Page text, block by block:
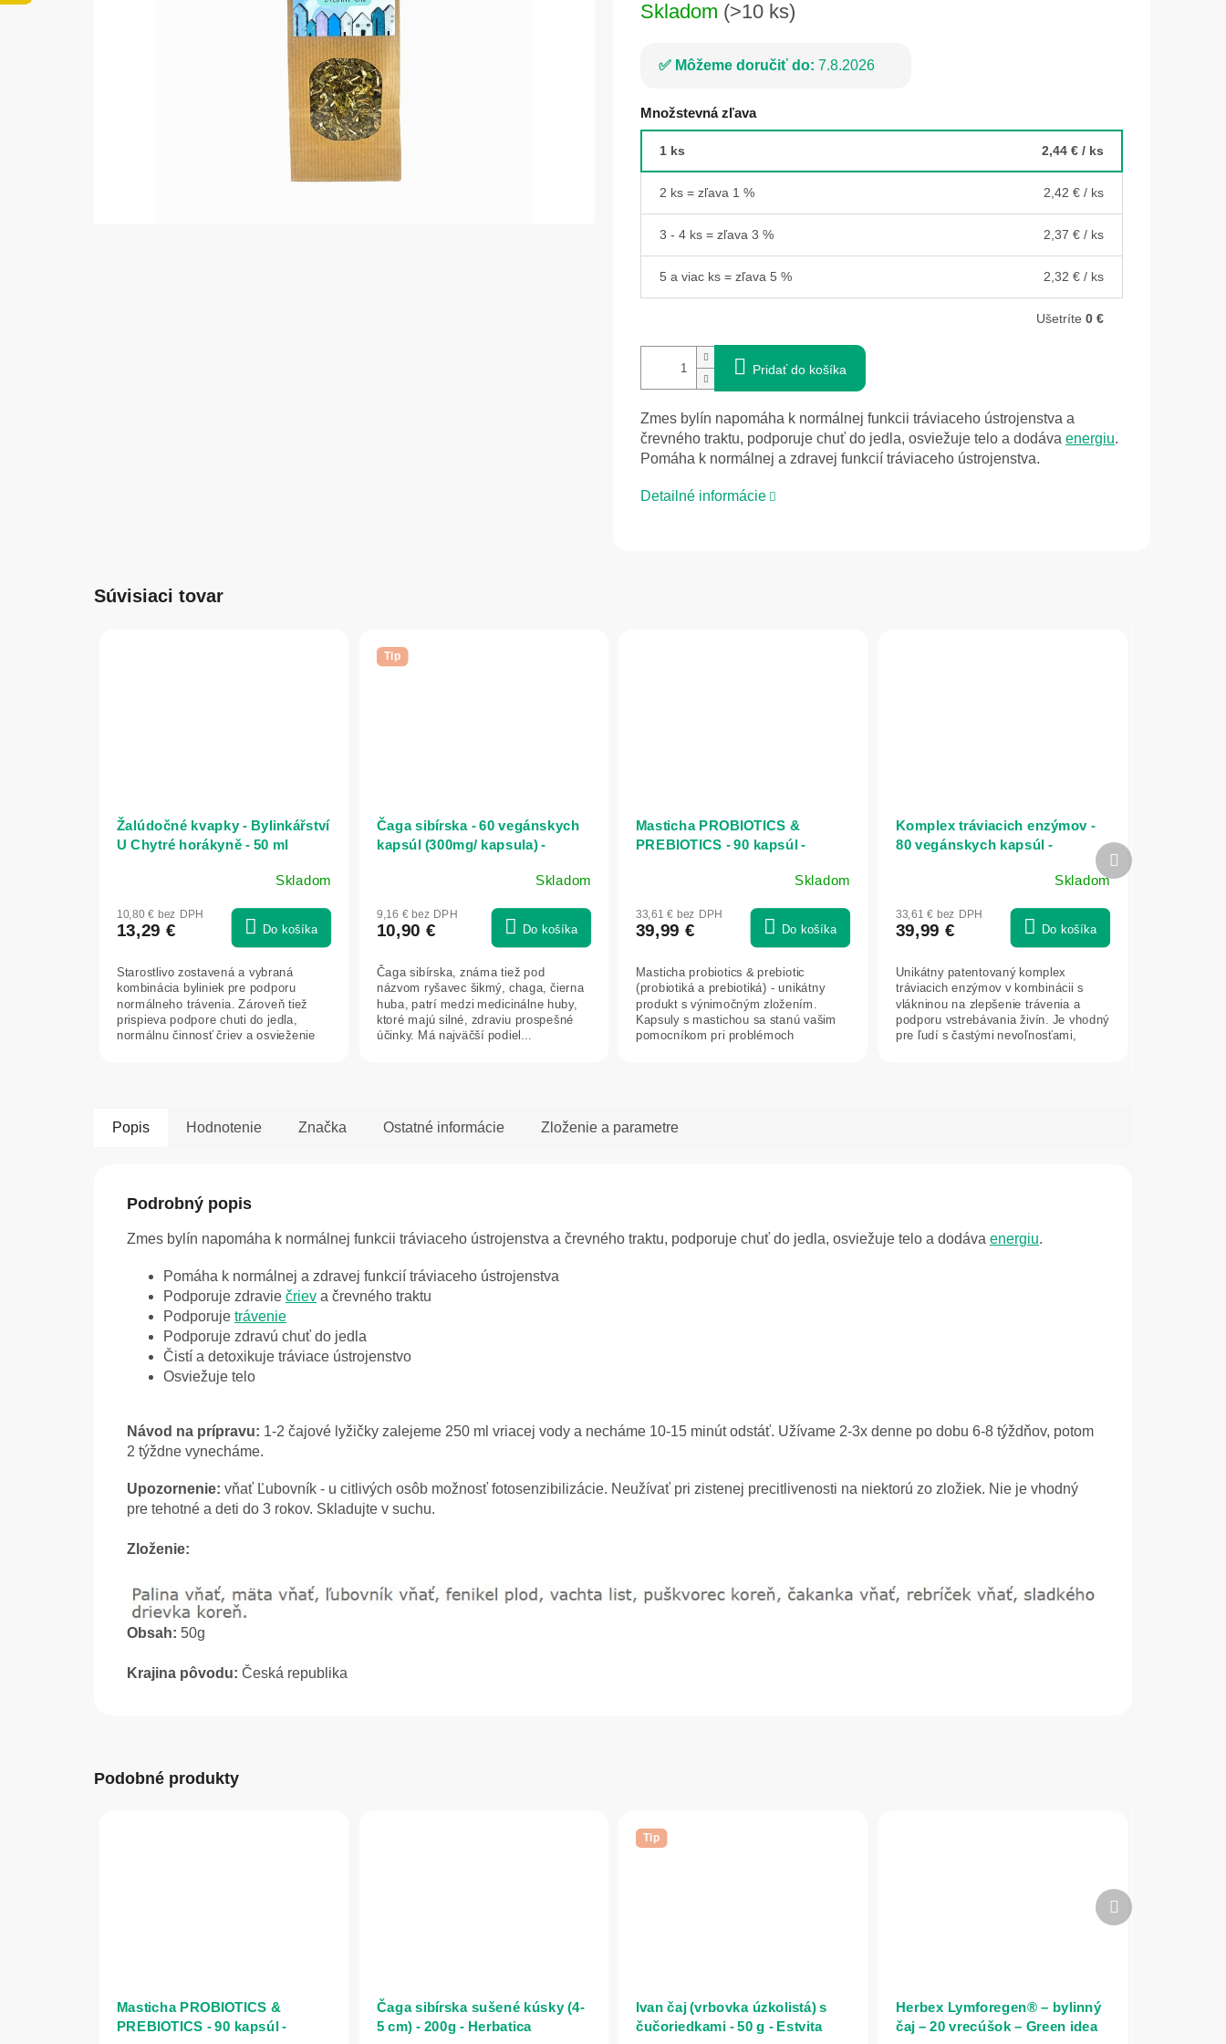
Skladom (>10 ks)
Môžeme doručiť do: 7.8.2026
Množstevná zľava
1 ks 2,44 € / ks
2 ks = zľava 1 % 2,42 € / ks
3 - 4 ks = zľava 3 % 2,37 € / ks
5 a viac ks = zľava 5 % 2,32 € / ks
Ušetríte 0 €
Pridať do košíka
Zmes bylín napomáha k normálnej funkcii tráviaceho ústrojenstva a
črevného traktu, podporuje chuť do jedla, osviežuje telo a dodáva energiu.
Pomáha k normálnej a zdravej funkcií tráviaceho ústrojenstva.
Detailné informácie
Súvisiaci tovar
Žalúdočné kvapky - Bylinkářství
U Chytré horákyně - 50 ml
produktu
z
5
hviezdičiek.
Skladom
10,80 € bez DPH
13,29 € Do košíka
Starostlivo zostavená a vybraná
kombinácia byliniek pre podporu
normálneho trávenia. Zároveň tiež
prispieva podpore chuti do jedla,
normálnu činnosť čriev a osvieženie
Tip
Čaga sibírska - 60 vegánskych
kapsúl (300mg/ kapsula) -
produktu
5,0
z
5
hviezdičiek.
Skladom
9,16 € bez DPH
10,90 € Do košíka
Čaga sibírska, známa tiež pod
názvom ryšavec šikmý, chaga, čierna
huba, patrí medzi medicinálne huby,
ktoré majú silné, zdraviu prospešné
účinky. Má najväčší podiel...
Masticha PROBIOTICS &
PREBIOTICS - 90 kapsúl -
produktu
z
5
hviezdičiek.
Skladom
33,61 € bez DPH
39,99 € Do košíka
Masticha probiotics & prebiotic
(probiotiká a prebiotiká) - unikátny
produkt s výnimočným zložením.
Kapsuly s mastichou sa stanú vašim
pomocníkom pri problémoch
Komplex tráviacich enzýmov -
80 vegánskych kapsúl -
produktu
z
5
hviezdičiek.
Skladom
33,61 € bez DPH
39,99 € Do košíka
Unikátny patentovaný komplex
tráviacich enzýmov v kombinácii s
vlákninou na zlepšenie trávenia a
podporu vstrebávania živín. Je vhodný
pre ľudí s častými nevoľnosťami,
Ďalší
produkt
Popis Hodnotenie Značka Ostatné informácie Zloženie a parametre
Podrobný popis
Zmes bylín napomáha k normálnej funkcii tráviaceho ústrojenstva a črevného traktu, podporuje chuť do jedla, osviežuje telo a dodáva energiu.
Pomáha k normálnej a zdravej funkcií tráviaceho ústrojenstva
Podporuje zdravie čriev a črevného traktu
Podporuje trávenie
Podporuje zdravú chuť do jedla
Čistí a detoxikuje tráviace ústrojenstvo
Osviežuje telo
Návod na prípravu: 1-2 čajové lyžičky zalejeme 250 ml vriacej vody a necháme 10-15 minút odstáť. Užívame 2-3x denne po dobu 6-8 týždňov, potom
2 týždne vynecháme.
Upozornenie: vňať Ľubovník - u citlivých osôb možnosť fotosenzibilizácie. Neužívať pri zistenej precitlivenosti na niektorú zo zložiek. Nie je vhodný
pre tehotné a deti do 3 rokov. Skladujte v suchu.
Zloženie:
Obsah: 50g
Krajina pôvodu: Česká republika
Podobné produkty
Masticha PROBIOTICS &
PREBIOTICS - 90 kapsúl -
Čaga sibírska sušené kúsky (4-
5 cm) - 200g - Herbatica
Tip
Ivan čaj (vrbovka úzkolistá) s
čučoriedkami - 50 g - Estvita
Herbex Lymforegen® – bylinný
čaj – 20 vrecúšok – Green idea
Ďalší
produkt